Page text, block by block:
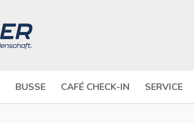
BUSSE CAFÉ CHECK-IN SERVICE